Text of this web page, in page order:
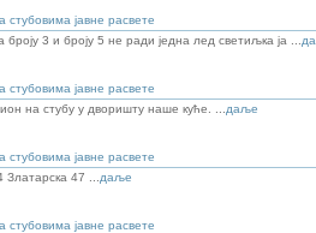
стубовима јавне расвете
3 и броју 5 не ради једна лед светиљка ја ...
стубовима јавне расвете
на стубу у дворишту наше куће. ... даље
стубовима јавне расвете
47 ... даље
стубовима јавне расвете